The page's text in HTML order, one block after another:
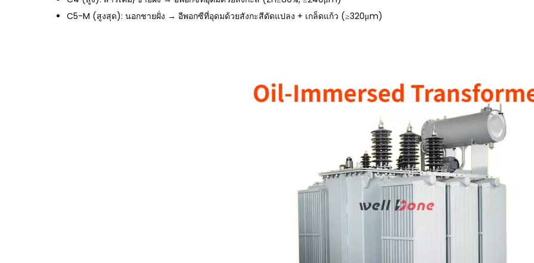
C5-M (สูงสุด): นอกชายฝั่ง → อีพอกซีที่อุดมด้วยสังกะสีดัดแปลง + เกล็ดแก้ว (≥320μm)